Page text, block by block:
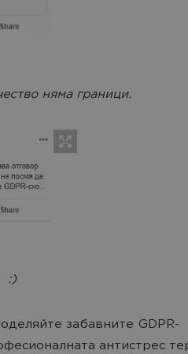
няма граници.
:)
забавните GDPR-
антистрес